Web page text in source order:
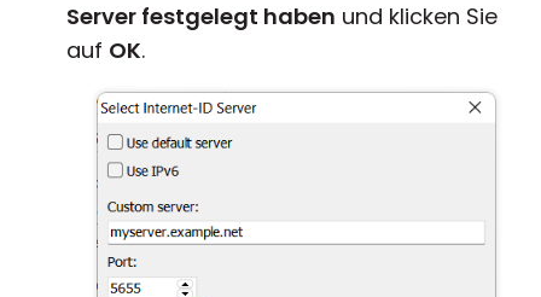
Server festgelegt haben und klicken Sie
auf OK.